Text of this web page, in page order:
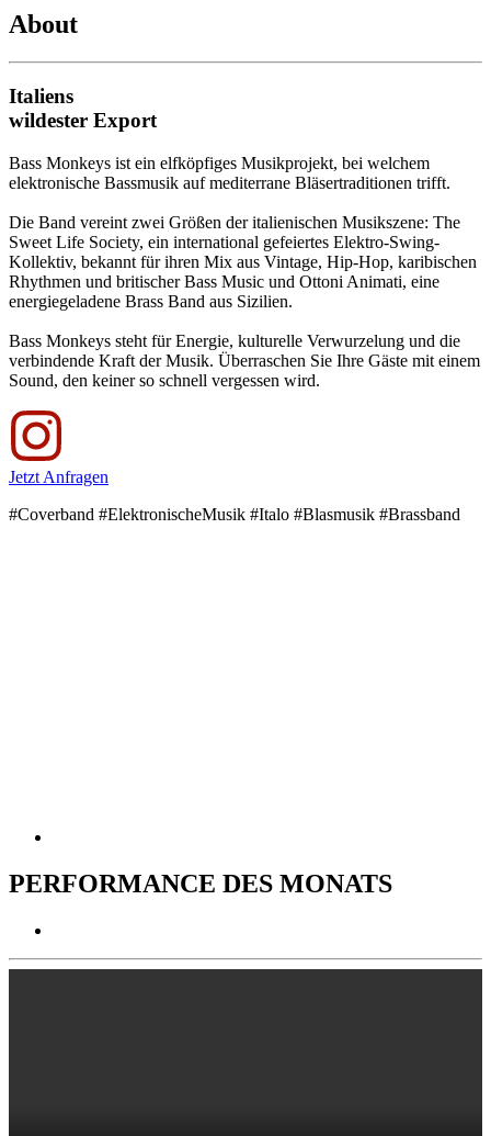
About
Italiens
wildester Export
Bass Monkeys ist ein elfköpfiges Musikprojekt, bei welchem
elektronische Bassmusik auf mediterrane Bläsertraditionen trifft.
Die Band vereint zwei Größen der italienischen Musikszene: The
Sweet Life Society, ein international gefeiertes Elektro-Swing-
Kollektiv, bekannt für ihren Mix aus Vintage, Hip-Hop, karibischen
Rhythmen und britischer Bass Music und Ottoni Animati, eine
energiegeladene Brass Band aus Sizilien.
Bass Monkeys steht für Energie, kulturelle Verwurzelung und die
verbindende Kraft der Musik. Überraschen Sie Ihre Gäste mit einem
Sound, den keiner so schnell vergessen wird.
Jetzt Anfragen
#Coverband #ElektronischeMusik #Italo #Blasmusik #Brassband
PERFORMANCE DES MONATS